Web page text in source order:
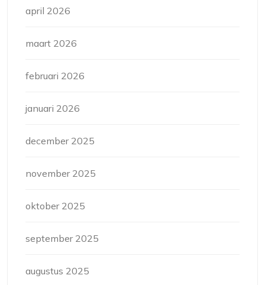
april 2026
maart 2026
februari 2026
januari 2026
december 2025
november 2025
oktober 2025
september 2025
augustus 2025